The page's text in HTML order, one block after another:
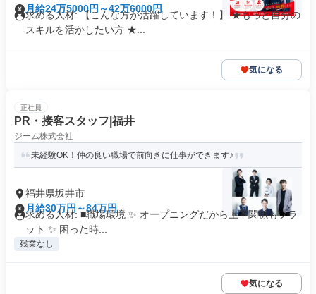
月給24万5000円～42万6000円
求める人材: 【こんな方が活躍しています！】 ★もっと自分の
スキルを活かしたい方 ★...
気になる
正社員
PR・接客スタッフ|福井
ジーム株式会社
未経験OK！仲の良い職場で前向きに仕事ができます♪
福井県坂井市
月給30万円～84万円
求める人材: ■職場環境 ✨ オープニングだから上下関係もフラ
ット ✨ 困った時...
残業なし
気になる